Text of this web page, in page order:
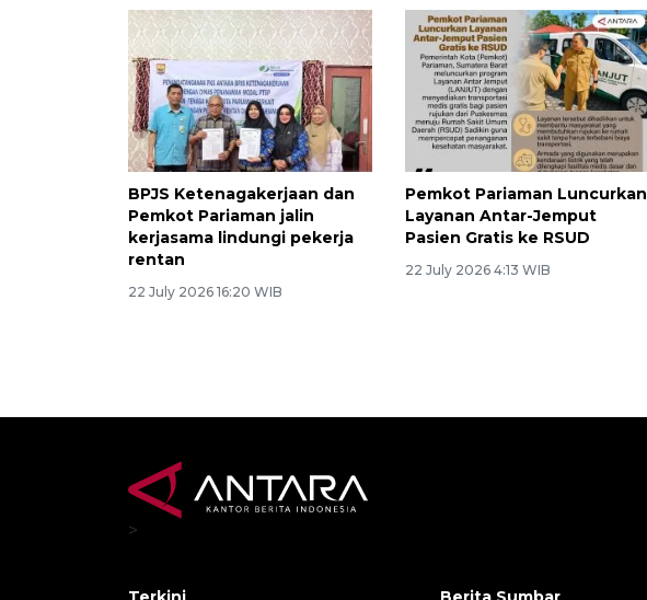
BPJS Ketenagakerjaan dan
Pemkot Pariaman jalin
kerjasama lindungi pekerja
rentan
22 July 2026 16:20 WIB
Pemkot Pariaman Luncurkan
Layanan Antar-Jemput
Pasien Gratis ke RSUD
22 July 2026 4:13 WIB
>